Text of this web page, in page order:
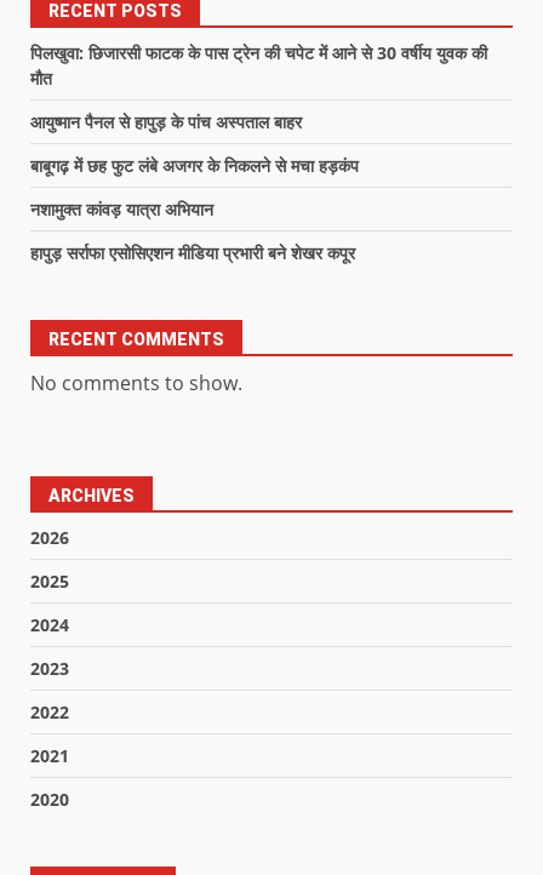
RECENT POSTS
पिलखुवा: छिजारसी फाटक के पास ट्रेन की चपेट में आने से 30 वर्षीय युवक की
मौत
आयुष्मान पैनल से हापुड़ के पांच अस्पताल बाहर
बाबूगढ़ में छह फुट लंबे अजगर के निकलने से मचा हड़कंप
नशामुक्त कांवड़ यात्रा अभियान
हापुड़ सर्राफा एसोसिएशन मीडिया प्रभारी बने शेखर कपूर
RECENT COMMENTS
No comments to show.
ARCHIVES
2026
2025
2024
2023
2022
2021
2020